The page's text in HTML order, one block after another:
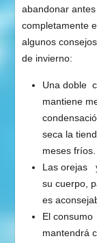
abandonar
completamente
algunos
de invierno:
Una doble
mantiene
seca la
meses fríos.
Las orejas
su cuerpo,
es
El
mantendrá